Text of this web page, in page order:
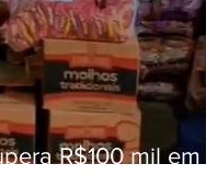
R$100 mil em